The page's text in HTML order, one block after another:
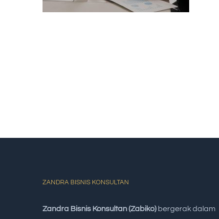
ZANDRA BISNIS KONSULTAN
Zandra Bisnis Konsultan (Zabiko) bergerak dalam